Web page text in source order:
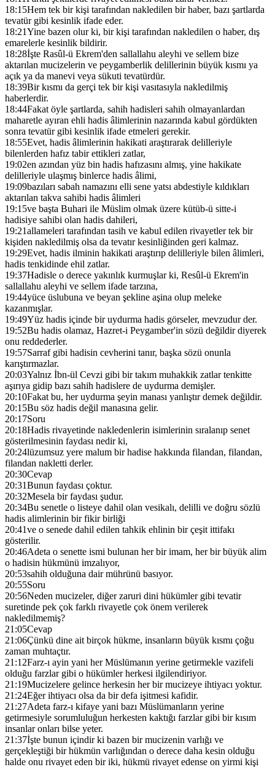
18:15Hem tek bir kişi tarafından nakledilen bir haber, bazı şartlarda
tevatür gibi kesinlik ifade eder.
18:21Yine bazen olur ki, bir kişi tarafından nakledilen o haber, dış
emarelerle kesinlik bildirir.
18:28İşte Rasûl-ü Ekrem'den sallallahu aleyhi ve sellem bize
aktarılan mucizelerin ve peygamberlik delillerinin büyük kısmı ya
açık ya da manevi veya sükuti tevatürdür.
18:39Bir kısmı da gerçi tek bir kişi vasıtasıyla nakledilmiş
haberlerdir.
18:44Fakat öyle şartlarda, sahih hadisleri sahih olmayanlardan
maharetle ayıran ehli hadis âlimlerinin nazarında kabul gördükten
sonra tevatür gibi kesinlik ifade etmeleri gerekir.
18:55Evet, hadis âlimlerinin hakikati araştırarak delilleriyle
bilenlerden hafız tabir ettikleri zatlar,
19:02en azından yüz bin hadis hafızasını almış, yine hakikate
delilleriyle ulaşmış binlerce hadis âlimi,
19:09bazıları sabah namazını elli sene yatsı abdestiyle kıldıkları
aktarılan takva sahibi hadis âlimleri
19:15ve başta Buhari ile Müslim olmak üzere kütüb-ü sitte-i
hadisiye sahibi olan hadis dahileri,
19:21allameleri tarafından tasih ve kabul edilen rivayetler tek bir
kişiden nakledilmiş olsa da tevatır kesinliğinden geri kalmaz.
19:29Evet, hadis ilminin hakikati araştırıp delilleriyle bilen âlimleri,
hadis tenkidinde ehil zatlar.
19:37Hadisle o derece yakınlık kurmuşlar ki, Resûl-ü Ekrem'in
sallallahu aleyhi ve sellem ifade tarzına,
19:44yüce üslubuna ve beyan şekline aşina olup meleke
kazanmışlar.
19:49Yüz hadis içinde bir uydurma hadis görseler, mevzudur der.
19:52Bu hadis olamaz, Hazret-i Peygamber'in sözü değildir diyerek
onu reddederler.
19:57Sarraf gibi hadisin cevherini tanır, başka sözü onunla
karıştırmazlar.
20:03Yalnız İbn-ül Cevzi gibi bir takım muhakkik zatlar tenkitte
aşırıya gidip bazı sahih hadislere de uydurma demişler.
20:10Fakat bu, her uydurma şeyin manası yanlıştır demek değildir.
20:15Bu söz hadis değil manasına gelir.
20:17Soru
20:18Hadis rivayetinde nakledenlerin isimlerinin sıralanıp senet
gösterilmesinin faydası nedir ki,
20:24lüzumsuz yere malum bir hadise hakkında filandan, filandan,
filandan nakletti derler.
20:30Cevap
20:31Bunun faydası çoktur.
20:32Mesela bir faydası şudur.
20:34Bu senetle o listeye dahil olan vesikalı, delilli ve doğru sözlü
hadis alimlerinin bir fikir birliği
20:41ve o senede dahil edilen tahkik ehlinin bir çeşit ittifakı
gösterilir.
20:46Adeta o senette ismi bulunan her bir imam, her bir büyük alim
o hadisin hükmünü imzalıyor,
20:53sahih olduğuna dair mührünü basıyor.
20:55Soru
20:56Neden mucizeler, diğer zaruri dini hükümler gibi tevatir
suretinde pek çok farklı rivayetle çok önem verilerek
nakledilmemiş?
21:05Cevap
21:06Çünkü dine ait birçok hükme, insanların büyük kısmı çoğu
zaman muhtaçtır.
21:12Farz-ı ayin yani her Müslümanın yerine getirmekle vazifeli
olduğu farzlar gibi o hükümler herkesi ilgilendiriyor.
21:19Mucizelere gelince herkesin her bir mucizeye ihtiyacı yoktur.
21:24Eğer ihtiyacı olsa da bir defa işitmesi kafidir.
21:27Adeta farz-ı kifaye yani bazı Müslümanların yerine
getirmesiyle sorumluluğun herkesten kaktığı farzlar gibi bir kısım
insanlar onları bilse yeter.
21:37İşte bunun içindir ki bazen bir mucizenin varlığı ve
gerçekleştiği bir hükmün varlığından o derece daha kesin olduğu
halde onu rivayet eden bir iki, hükmü rivayet edense on yirmi kişi